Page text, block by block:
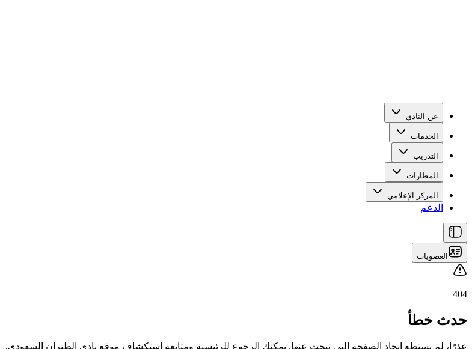
عن النادي
الخدمات
التدريب
المطارات
المركز الإعلامي
الدعم
العضويات
404
حدث خطأ
عذرًا، لم نستطع إيجاد الصفحة التي تبحث عنها. يمكنك الرجوع للرئيسية ومتابعة استكشاف موقع نادي الطيران السعودي.